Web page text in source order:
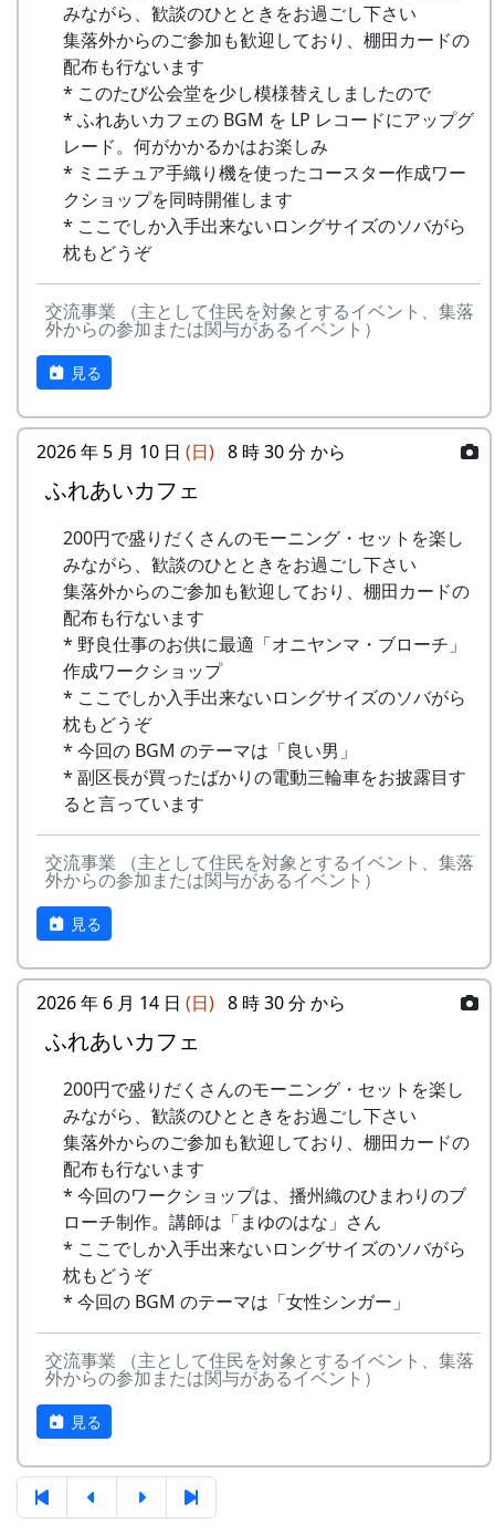
里山の自然と暮らしを守ろうと、全国に棚田オー
ナー制度というのがあります。
ある都会の若者が、棚田で田植えをして地元の人
に管理してもらい、収穫を楽しみに１年を過ごす
姿を想像して詩を書きました。
相棒の“うらめしあ”が曲をつけてくれて、兵庫県
のとある棚田コンサート（収穫日に田んぼでライ
ブする企画）でみんなで歌った思い出の楽曲で
す。（ポン四郎）
水と太陽の国で
稲刈りの日、田んぼでオリジナル曲を披露・演奏
する棚田コンサート。
毎年曲を創り出演してきましたが、その中でも、
夏のイメージを色濃く出した曲です。
水田に降り注ぐ“雨”と“太陽の光”が、私達の命を
支えているのだと実感させられた「里山のよきイ
ベント」でした。（ポン四郎）
収穫祭にて
毎年、収穫を祝って田んぼの中で行われる“棚田
コンサート”に出演していました。それと、学校
でビオトープを作り、イネを育てようというプロ
ジェクトをしていた時期が重なってできた曲で
す。
里山の田園に訪れる四季のうつろい。自然が作る
郎）
青空の光とともに
14
静かに時は…
H CORPORATION
15
⽔と太陽の国で
バンド
収穫の秋に
⽉ーアカリ
17
棚⽥のステージへ アンジェラ
2000年 加美町〜棚⽥の秋〜 穫れたての
うた
No 歌
バンド
1
ふるさと加美の
⾥へ
加美の⾥か
ら'98
パルス
永遠の⾥
棚⽥の⾵
アンジェラ
5
なんとなく聴く
うた
リアルキャンディーズ
6 あしたは帰ろう
ーイズ
7
蒼い⾵〜棚
⽥'99〜
MASA BAND
ふるさと加美の
⾥へ
9 棚⽥の四季
苔星バンド
10
この町で
11
⻩⾦の海 アンジェラ
2001年 加美町〜棚⽥の秋2001〜 穫れ
No 歌
バンド
1
静かに時は…
きっと また ここ
で
ベリーラ１／２
3 ⽔と太陽の国で
ンド
4
棚⽥の春
親⼦バンド
5
棚⽥のステージへ
ろの詩〜
7 収穫の秋に
2
グリーンマウンテン
ボーイズ
歌おう
みんな
1999
グリーンマウンテン
ボーイズ
あした
は帰ろ
う
2000
グリーンマウンテン
ボーイズ
君を待
ってい
2001
3 ⽉ーアカリ
ワン
ス・ア
エバー
1999 2002
- ⽉ーアカリ
収穫の
2001
4
H CORPORATION
(II)
僕の中
のふる
さと
1999 2002
H CORPORATION
帰って
きたよ
1999
HCORPORATION(II)
静かに
1999 2001
5
メシアとポン四郎バ
ンド
棚⽥の
1999 2002
メシアとポン四郎バ
ンド
ふるさ
と加美
1999 2000
-
メシアとポン四郎バ
ンド
陽の国
で
6 MASA BAND
MASA BAND
蒼い
⾵〜棚
2000
MASA BAND
忘れた
くない
（棚
2002
- 新⽣' MASA BAND
夏、棚
2001
三畳⼀間
みながら、歓談のひとときをお過ごし下さい
集落外からのご参加も歓迎しており、棚田カードの
配布も行ないます
* このたび公会堂を少し模様替えしましたので
* ふれあいカフェの BGM を LP レコードにアップグ
レード。何がかかるかはお楽しみ
* ミニチュア手織り機を使ったコースター作成ワー
クショップを同時開催します
* ここでしか入手出来ないロングサイズのソバがら
枕もどうぞ
交流事業 （主として住民を対象とするイベント、集落
外からの参加または関与があるイベント）
見る
2026 年 5 月 10 日 (日) 8 時 30 分 から
ふれあいカフェ
200円で盛りだくさんのモーニング・セットを楽し
みながら、歓談のひとときをお過ごし下さい
集落外からのご参加も歓迎しており、棚田カードの
配布も行ないます
* 野良仕事のお供に最適「オニヤンマ・ブローチ」
作成ワークショップ
* ここでしか入手出来ないロングサイズのソバがら
枕もどうぞ
* 今回の BGM のテーマは「良い男」
* 副区長が買ったばかりの電動三輪車をお披露目す
ると言っています
交流事業 （主として住民を対象とするイベント、集落
外からの参加または関与があるイベント）
見る
2026 年 6 月 14 日 (日) 8 時 30 分 から
ふれあいカフェ
200円で盛りだくさんのモーニング・セットを楽し
みながら、歓談のひとときをお過ごし下さい
集落外からのご参加も歓迎しており、棚田カードの
配布も行ないます
* 今回のワークショップは、播州織のひまわりのブ
ローチ制作。講師は「まゆのはな」さん
* ここでしか入手出来ないロングサイズのソバがら
枕もどうぞ
* 今回の BGM のテーマは「女性シンガー」
交流事業 （主として住民を対象とするイベント、集落
外からの参加または関与があるイベント）
見る